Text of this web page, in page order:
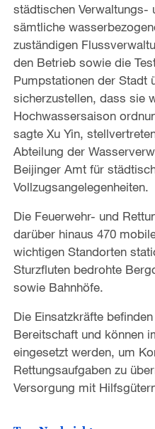
städtischen Verwaltungs-
sämtliche
zuständigen
den Betrieb sowie die
Pumpstationen der Stadt
sicherzustellen, dass sie
Hochwassersaison
sagte Xu Yin,
Abteilung der
Beijinger Amt für
Vollzugsangelegenheiten.
Die Feuerwehr- und
darüber hinaus 470
wichtigen Standorten
Sturzfluten bedrohte
sowie Bahnhöfe.
Die Einsatzkräfte
Bereitschaft und können
eingesetzt werden, um
Rettungsaufgaben zu
Versorgung mit